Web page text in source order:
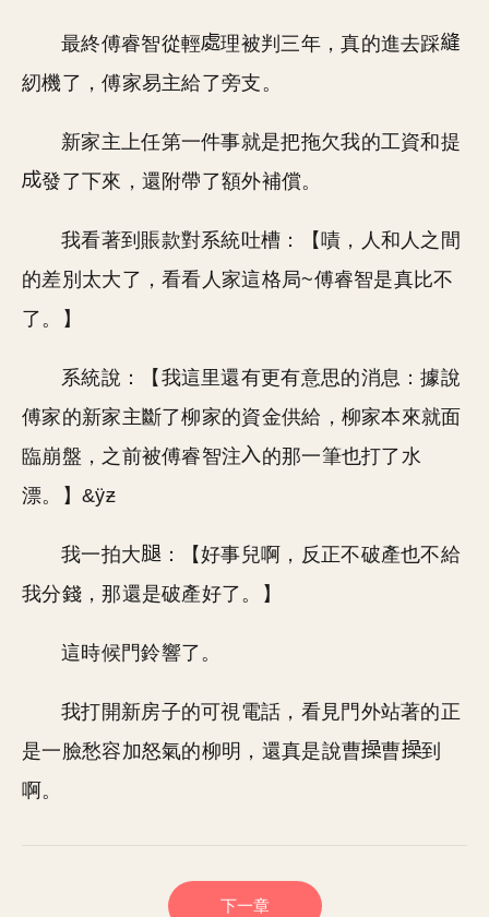
最終傅睿智從輕
理被判三年，真的進去踩
紉機了，傅家易主給了旁支。
新家主上任第一件事就是把拖欠我的工資和提
發了下來，還附帶了額外補償。
我看著到賬款對系統吐槽：【嘖，人和人之間
的差別太大了，看看人家這格局~傅睿智是真比不
了。】
系統說：【我這里還有更有意思的消息：據說
傅家的新家主斷了柳家的資金供給，柳家本來就面
臨崩盤，之前被傅睿智注
的那一筆也打了水
漂。】&ÿƶ
我一拍大
：【好事兒啊，反正不破產也不給
我分錢，那還是破產好了。】
這時候門鈴響了。
我打開新房子的可視電話，看見門外站著的正
是一臉愁容加怒氣的柳明，還真是說曹
曹
到
啊。
下一章